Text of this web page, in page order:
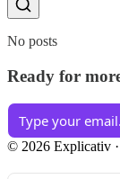
No posts
Ready for
© 2026 Explicativ ·